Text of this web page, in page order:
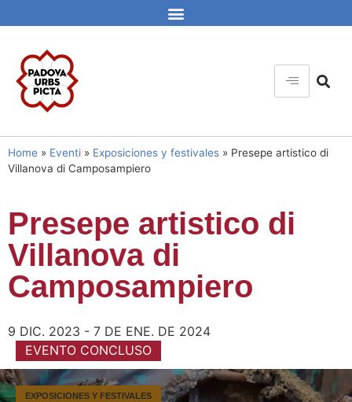
Home » Eventi » Exposiciones y festivales » Presepe artistico di
Villanova di Camposampiero
Presepe artistico di
Villanova di
Camposampiero
9 DIC. 2023 - 7 DE ENE. DE 2024
EVENTO CONCLUSO
EXPOSICIONES Y FESTIVALES